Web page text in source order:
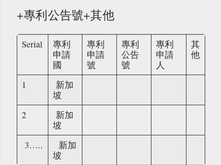
+專利公告號+其他
Serial
專利
申請
國
專利
申請
號
專利
公告
號
專利
申請
人
其
他
1
新加
坡
2
新加
坡
3…..
新加
坡